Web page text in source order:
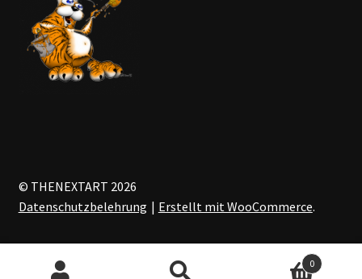
© THENEXTART 2026
Datenschutzbelehrung
Erstellt mit WooCommerce.
0